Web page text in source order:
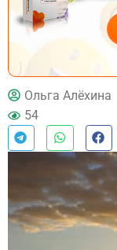
ДЕЙСТВУЙ
Ольга Алёхина
54